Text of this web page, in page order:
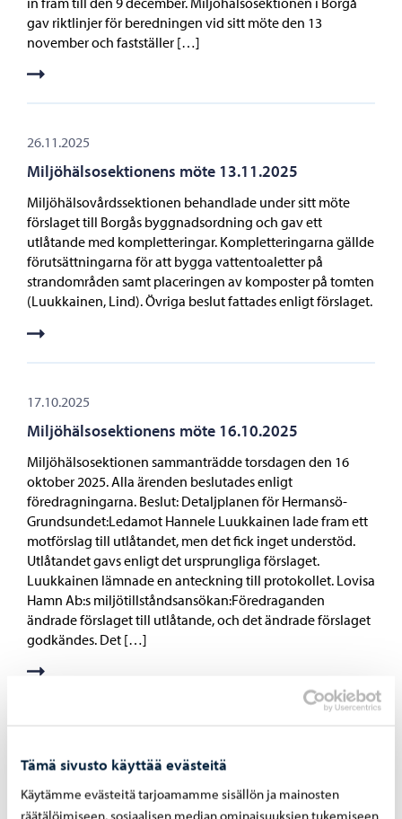
Tämä sivusto käyttää evästeitä
Käytämme evästeitä tarjoamamme sisällön ja mainosten
gav riktlinjer för beredningen vid sitt möte den 13
november och fastställer […]
26.11.2025
Miljöhälsosektionens möte 13.11.2025
Miljöhälsovårdssektionen behandlade under sitt möte
förslaget till Borgås byggnadsordning och gav ett
utlåtande med kompletteringar. Kompletteringarna gällde
förutsättningarna för att bygga vattentoaletter på
strandområden samt placeringen av komposter på tomten
(Luukkainen, Lind). Övriga beslut fattades enligt förslaget.
17.10.2025
Miljöhälsosektionens möte 16.10.2025
Miljöhälsosektionen sammanträdde torsdagen den 16
oktober 2025. Alla ärenden beslutades enligt
föredragningarna. Beslut: Detaljplanen för Hermansö-
Grundsundet:Ledamot Hannele Luukkainen lade fram ett
motförslag till utlåtandet, men det fick inget understöd.
Utlåtandet gavs enligt det ursprungliga förslaget.
Luukkainen lämnade en anteckning till protokollet. Lovisa
Hamn Ab:s miljötillståndsansökan:Föredraganden
ändrade förslaget till utlåtande, och det ändrade förslaget
godkändes. Det […]
Orsaken till massdöden av sälar har inte framgått
av undersökningarna